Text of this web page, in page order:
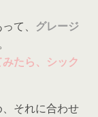
て、 グレージ
たら、シック
それに合わせ